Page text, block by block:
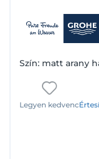
Szín: matt arany
Legyen kedvenc